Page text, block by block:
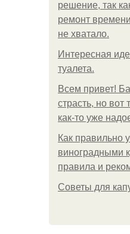
решение, так
ремонт
не хватало.
Интересная
туалета.
Всем привет!
страсть, но вот
как-то уже
Как правильно
виноградными
правила и
Советы для